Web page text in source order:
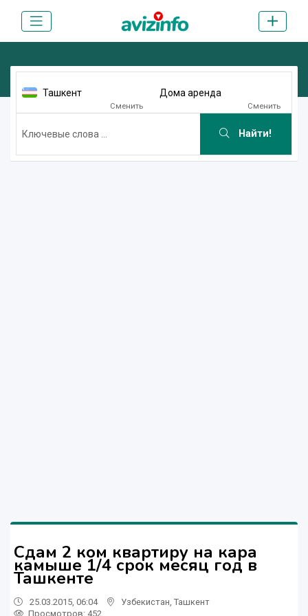
Ташкент
Сменить
Дома аренда
Сменить
Найти!
Сдам 2 ком квартиру на кара
камыше 1/4 срок месяц год в
Ташкенте
25.03.2015, 06:04 Узбекистан Ташкент
Просмотров: 452